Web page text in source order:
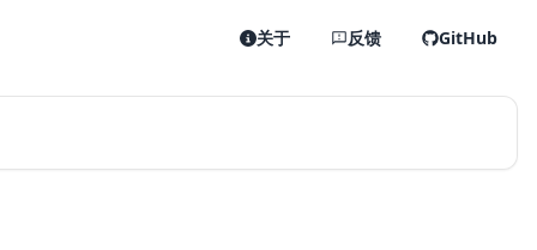
关于 反馈 GitHub